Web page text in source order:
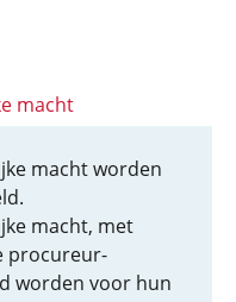
macht
macht worden
macht, met
procureur-
worden voor hun